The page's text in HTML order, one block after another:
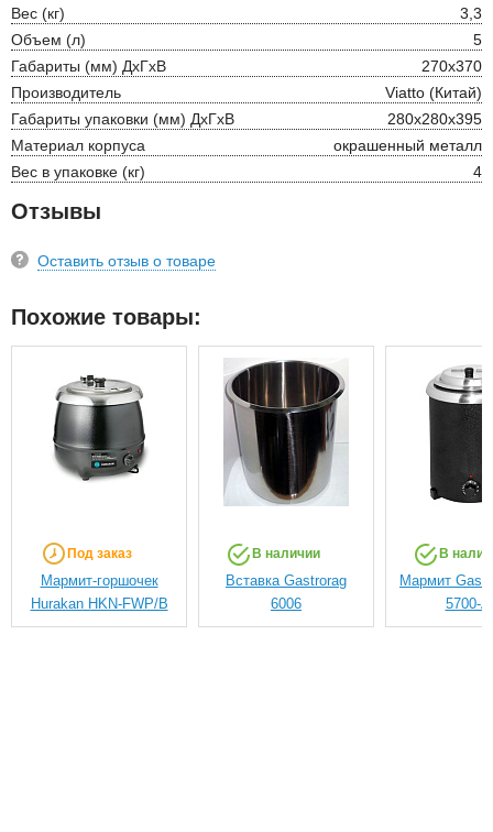
Вес (кг)
3,3
Объем (л)
5
Габариты (мм) ДхГхВ
270х370
Производитель
Viatto (Китай)
Габариты упаковки (мм) ДхГхВ
280х280х395
Материал корпуса
окрашенный металл
Вес в упаковке (кг)
4
Отзывы
Оставить отзыв о товаре
Похожие товары:
Под заказ
Мармит-горшочек
Hurakan HKN-FWP/В
В наличии
Вставка Gastrorag
6006
В
Мармит
5700-